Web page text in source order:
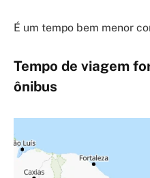
É um tempo bem menor
Tempo de viagem
ônibus